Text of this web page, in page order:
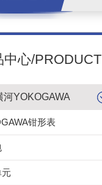
中心/PRODUCT
河YOKOGAWA
钳形表
元